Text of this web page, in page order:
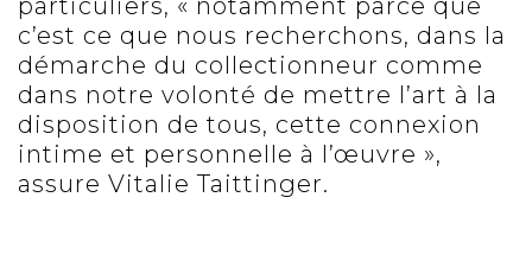
particuliers, « notamment parce que
c’est ce que nous recherchons, dans la
démarche du collectionneur comme
dans notre volonté de mettre l’art à la
disposition de tous, cette connexion
intime et personnelle à l’œuvre »,
assure Vitalie Taittinger.